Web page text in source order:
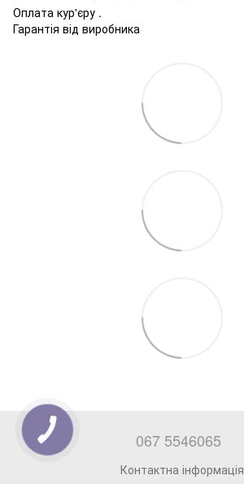
Оплата кур'єру .
Гарантія від виробника
067 5546065
Контактна інформація